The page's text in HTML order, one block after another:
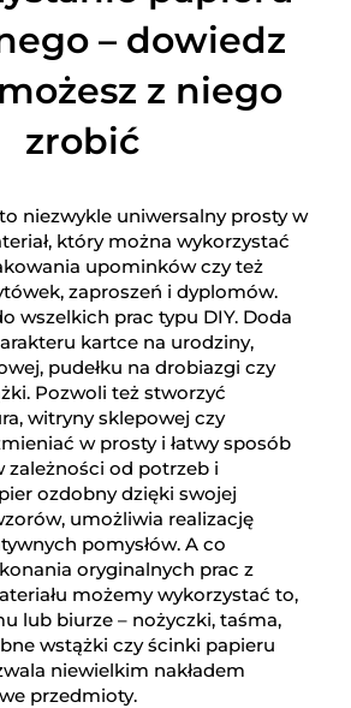
– dowiedz
z niego
zrobić
niezwykle uniwersalny prosty w
który można wykorzystać
upominków czy też
zaproszeń i dyplomów.
wszelkich prac typu DIY. Doda
kartce na urodziny,
pudełku na drobiazgi czy
Pozwoli też stworzyć
witryny sklepowej czy
w prosty i łatwy sposób
zależności od potrzeb i
ozdobny dzięki swojej
umożliwia realizację
pomysłów. A co
oryginalnych prac z
możemy wykorzystać to,
lub biurze – nożyczki, taśma,
wstążki czy ścinki papieru
niewielkim nakładem
przedmioty.